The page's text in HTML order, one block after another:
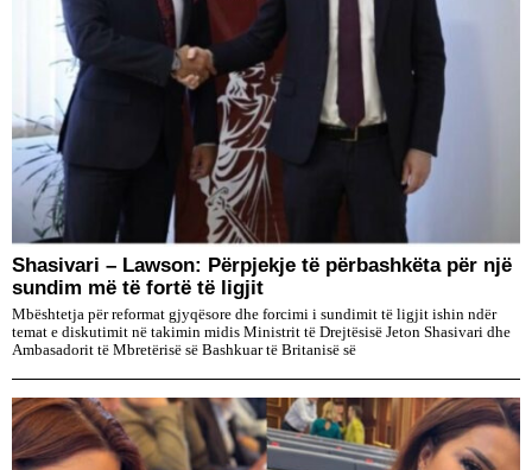
Shasivari – Lawson: Përpjekje të përbashkëta për një
sundim më të fortë të ligjit
Mbështetja për reformat gjyqësore dhe forcimi i sundimit të ligjit ishin ndër
temat e diskutimit në takimin midis Ministrit të Drejtësisë Jeton Shasivari dhe
Ambasadorit të Mbretërisë së Bashkuar të Britanisë së